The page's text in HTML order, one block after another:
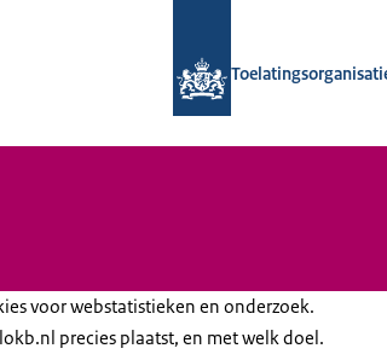
voor webstatistieken en onderzoek.
precies plaatst, en met welk doel.